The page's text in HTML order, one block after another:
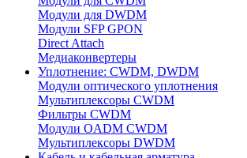
Модули для DWDM
Модули SFP GPON
Direct Attach
Медиаконвертеры
Уплотнение: CWDM, DWDM
Модули оптического уплотнения
Мультиплексоры CWDM
Фильтры CWDM
Модули OADM CWDM
Мультиплексоры DWDM